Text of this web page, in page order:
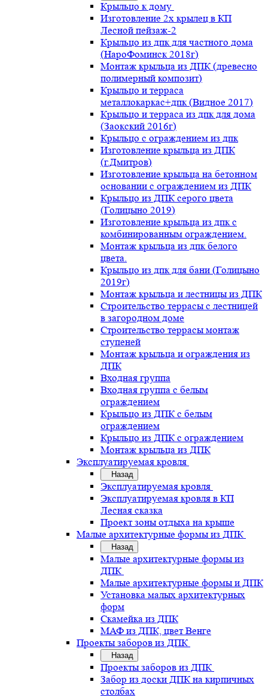
Крыльцо к дому
Изготовление 2х крылец в КП
Лесной пейзаж-2
Крыльцо из дпк для частного дома
(НароФоминск 2018г)
Монтаж крыльца из ДПК (древесно
полимерный композит)
Крыльцо и терраса
металлокаркас+дпк (Видное 2017)
Крыльцо и терраса из дпк для дома
(Заокский 2016г)
Крыльцо с ограждением из дпк
Изготовление крыльца из ДПК
(г.Дмитров)
Изготовление крыльца на бетонном
основании с ограждением из ДПК
Крыльцо из ДПК серого цвета
(Голицыно 2019)
Изготовление крыльца из дпк с
комбинированным ограждением.
Монтаж крыльца из дпк белого
цвета.
Крыльцо из дпк для бани (Голицыно
2019г)
Монтаж крыльца и лестницы из ДПК
Строительство террасы с лестницей
в загородном доме
Строительство террасы монтаж
ступеней
Монтаж крыльца и ограждения из
ДПК
Входная группа
Входная группа с белым
ограждением
Крыльцо из ДПК с белым
ограждением
Крыльцо из ДПК с ограждением
Монтаж крыльца из ДПК
Эксплуатируемая кровля
Назад
Эксплуатируемая кровля
Эксплуатируемая кровля в КП
Лесная сказка
Проект зоны отдыха на крыше
Малые архитектурные формы из ДПК
Назад
Малые архитектурные формы из
ДПК
Малые архитектурные формы и ДПК
Установка малых архитектурных
форм
Скамейка из ДПК
МАФ из ДПК, цвет Венге
Проекты заборов из ДПК
Назад
Проекты заборов из ДПК
Забор из доски ДПК на кирпичных
столбах